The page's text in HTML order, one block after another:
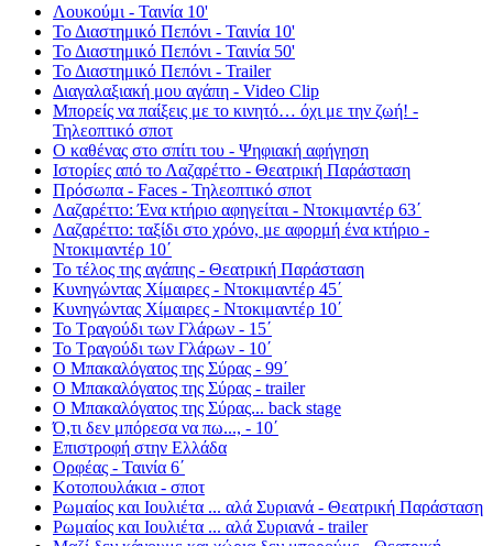
Λουκούμι - Ταινία 10'
Το Διαστημικό Πεπόνι - Ταινία 10'
Το Διαστημικό Πεπόνι - Ταινία 50'
Το Διαστημικό Πεπόνι - Trailer
Διαγαλαξιακή μου αγάπη - Video Clip
Μπορείς να παίξεις με το κινητό… όχι με την ζωή! -
Τηλεοπτικό σποτ
Ο καθένας στο σπίτι του - Ψηφιακή αφήγηση
Ιστορίες από το Λαζαρέττο - Θεατρική Παράσταση
Πρόσωπα - Faces - Τηλεοπτικό σποτ
Λαζαρέττο: Ένα κτήριο αφηγείται - Ντοκιμαντέρ 63΄
Λαζαρέττο: ταξίδι στο χρόνο, με αφορμή ένα κτήριο -
Ντοκιμαντέρ 10΄
Το τέλος της αγάπης - Θεατρική Παράσταση
Κυνηγώντας Χίμαιρες - Ντοκιμαντέρ 45΄
Κυνηγώντας Χίμαιρες - Ντοκιμαντέρ 10΄
Το Τραγούδι των Γλάρων - 15΄
Το Τραγούδι των Γλάρων - 10΄
Ο Μπακαλόγατος της Σύρας - 99΄
Ο Μπακαλόγατος της Σύρας - trailer
Ο Μπακαλόγατος της Σύρας... back stage
Ό,τι δεν μπόρεσα να πω..., - 10΄
Επιστροφή στην Ελλάδα
Ορφέας - Ταινία 6΄
Κοτοπουλάκια - σποτ
Ρωμαίος και Ιουλιέτα ... αλά Συριανά - Θεατρική Παράσταση
Ρωμαίος και Ιουλιέτα ... αλά Συριανά - trailer